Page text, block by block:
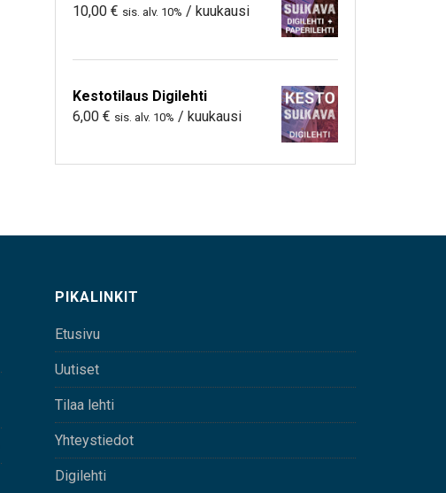
10,00 € sis. alv. 10% / kuukausi
Kestotilaus Digilehti
6,00 € sis. alv. 10% / kuukausi
PIKALINKIT
Etusivu
Uutiset
Tilaa lehti
Yhteystiedot
Digilehti